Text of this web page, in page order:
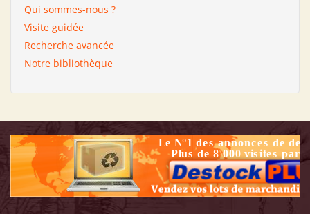
Qui sommes-nous ?
Visite guidée
Recherche avancée
Notre bibliothèque